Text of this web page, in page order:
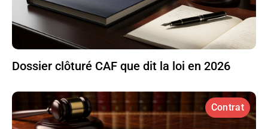
Dossier clôturé CAF que dit la loi en 2026
Contrat